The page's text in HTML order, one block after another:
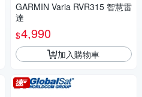
GARMIN Varia RVR315 智慧雷
達
$4,990
加入購物車